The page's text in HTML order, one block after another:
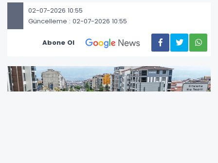
02-07-2026 10:55
Güncelleme : 02-07-2026 10:55
Abone Ol